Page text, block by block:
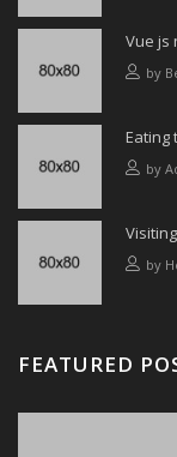
Vue js
by
Eating
by
by
FEATURED